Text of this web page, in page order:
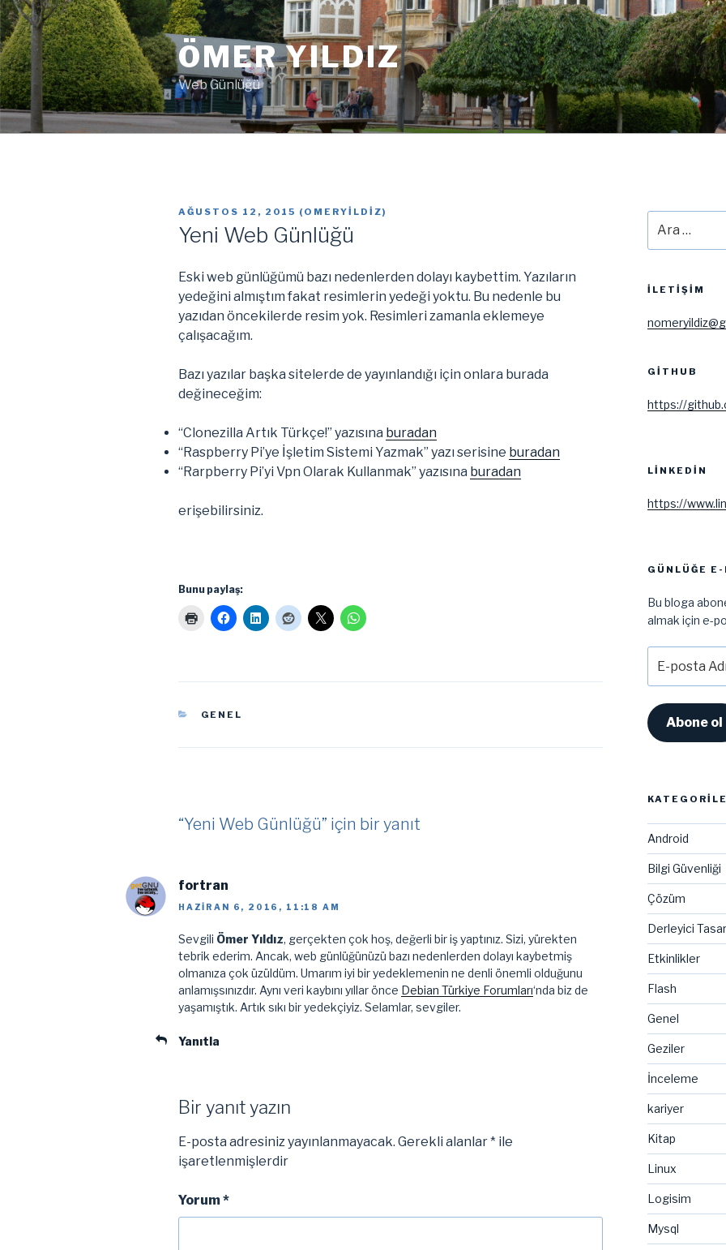
İçeriğe
geç
ÖMER YILDIZ
Web Günlüğü
YAYIM
AĞUSTOS 12, 2015 ( OMERYILDIZ)
Yeni Web Günlüğü
Eski web günlüğümü bazı nedenlerden dolayı kaybettim. Yazıların
yedeğini almıştım fakat resimlerin yedeği yoktu. Bu nedenle bu
yazıdan öncekilerde resim yok. Resimleri zamanla eklemeye
çalışacağım.
Bazı yazılar başka sitelerde de yayınlandığı için onlara burada
değineceğim:
“Clonezilla Artık Türkçe!” yazısına buradan
“Raspberry Pi’ye İşletim Sistemi Yazmak” yazı serisine buradan
“Rarpberry Pi’yi Vpn Olarak Kullanmak” yazısına buradan
erişebilirsiniz.
Bunu paylaş:
KATEGORILER
GENEL
“Yeni Web Günlüğü” için bir yanıt
fortran
HAZIRAN 6, 2016, 11:18 AM
Sevgili Ömer Yıldız, gerçekten çok hoş, değerli bir iş yaptınız. Sizi, yürekten
tebrik ederim. Ancak, web günlüğünüzü bazı nedenlerden dolayı kaybetmiş
olmanıza çok üzüldüm. Umarım iyi bir yedeklemenin ne denli önemli olduğunu
anlamışsınızdır. Aynı veri kaybını yıllar önce Debian Türkiye Forumları‘nda biz de
yaşamıştık. Artık sıkı bir yedekçiyiz. Selamlar, sevgiler.
Yanıtla
Bir yanıt yazın
E-posta adresiniz yayınlanmayacak. Gerekli alanlar* ile
işaretlenmişlerdir
Yorum*
İLETIŞIM
GITHUB
https://
LINKEDIN
https://
GÜNLÜĞE
Bu bloga
almak için e-
posta
Adresi
Abone ol
Android
Bilgi Güvenliği
Çözüm
Derleyici
Etkinlikler
Flash
Genel
Geziler
İnceleme
kariyer
Kitap
Linux
Logisim
Mysql